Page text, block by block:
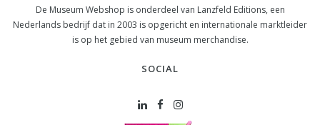
De Museum Webshop is onderdeel van Lanzfeld Editions, een
Nederlands bedrijf dat in 2003 is opgericht en internationale marktleider
is op het gebied van museum merchandise.
SOCIAL